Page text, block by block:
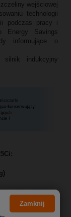
wejściowej
technologii
podczas pracy i
Energy Savings
informujące o
silnik indukcyjny
Zamknij